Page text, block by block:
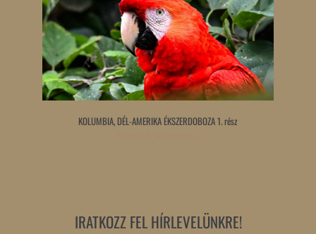
KOLUMBIA, DÉL-AMERIKA ÉKSZERDOBOZA 1. rész
IRATKOZZ FEL HÍRLEVELÜNKRE!